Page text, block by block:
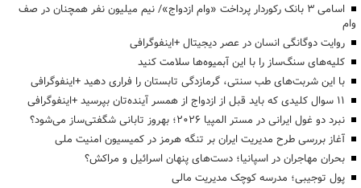
اسامی ۳ بانک رکوردار پرداخت «وام ازدواج»/ نیم میلیون نفر همچنان در صف
وام
روایت دوگانگی انسان در عصر دیجیتال +اینفوگرافی
کلیه‌های سنگ‌ساز را با این آبمیوه‌ها سلامت کنید
با این شربت‌های طب سنتی، گرمازدگی تابستان را فراری دهید +اینفوگرافی
۱۱ سوال کلیدی که باید قبل از ازدواج از همسر آینده‌تان بپرسید +اینفوگرافی
نبرد دو غول ایرانی در مستر المپیا ۲۰۲۶؛ بهروز تابانی شگفتی‌ساز می‌شود؟
آغاز بررسی طرح مدیریت ایران بر تنگه هرمز در کمیسیون امنیت ملی
بحران مهاجران در اسپانیا؛ دست‌های پنهان اسرائیل و مراکش؟
پول توجیبی؛ مدرسه کوچک مدیریت مالی